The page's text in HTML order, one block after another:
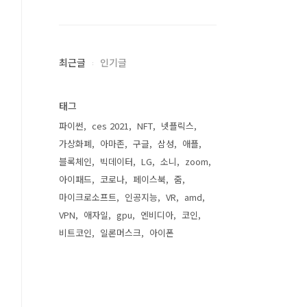
최근글 인기글
태그
파이썬 ces 2021 NFT
넷플릭스
가상화폐
아마존 구글 삼성
애플
블록체인
빅데이터 LG 소니
zoom
아이패드
코로나 페이스북
줌
마이크로소프트
인공지능 VR
amd
VPN
애자일 gpu 엔비디아
코인
비트코인
일론머스크 아이폰